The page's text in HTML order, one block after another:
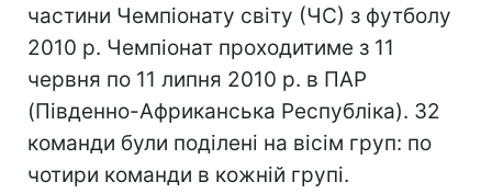
частини Чемпіонату світу (ЧС) з футболу
2010 р. Чемпіонат проходитиме з 11
червня по 11 липня 2010 р. в ПАР
(Південно-Африканська Республіка). 32
команди були поділені на вісім груп: по
чотири команди в кожній групі.